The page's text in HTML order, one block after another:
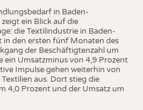
in Baden-
ein Blick auf die
die Textilindustrie in Baden-
den ersten fünf Monaten des
der Beschäftigtenzahl um
ein Umsatzminus von 4,9 Prozent
Impulse gehen weiterhin von
aus. Dort stieg die
4,0 Prozent und der Umsatz um